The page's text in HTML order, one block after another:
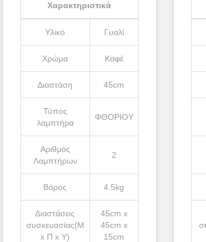
Χαρακτηριστικά
Υλικό Γυαλί
Χρώμα Καφέ
Διαστάση 45cm
Τύπος
λαμπτήρα
ΦΘΟΡΙΟΥ
Αριθμός
Λαμπτήρων
2
Βάρος 4.5kg
Διαστάσεις
συσκευασίας(Μ
x Π x Υ)
45cm x
45cm x
15cm